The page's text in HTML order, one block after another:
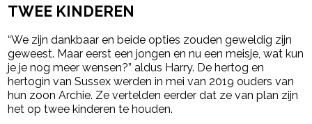
TWEE KINDEREN
“We zijn dankbaar en beide opties zouden geweldig zijn
geweest. Maar eerst een jongen en nu een meisje, wat kun
je je nog meer wensen?” aldus Harry. De hertog en
hertogin van Sussex werden in mei van 2019 ouders van
hun zoon Archie. Ze vertelden eerder dat ze van plan zijn
het op twee kinderen te houden.